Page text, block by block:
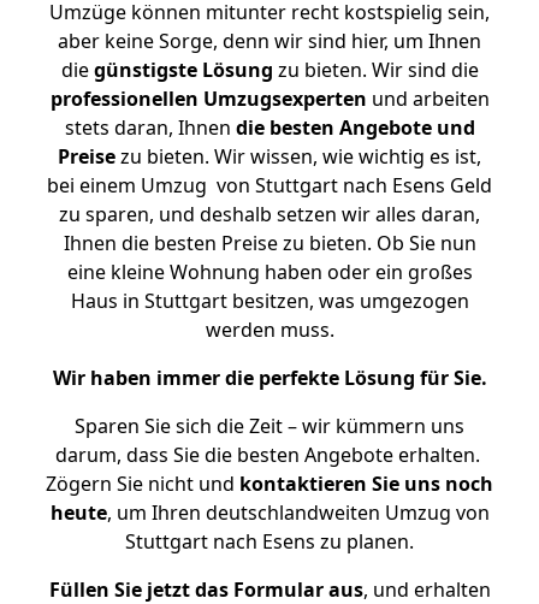
Umzüge können mitunter recht kostspielig sein,
aber keine Sorge, denn wir sind hier, um Ihnen
diegünstigste Lösung zu bieten. Wir sind die
professionellen Umzugsexperten und arbeiten
stets daran, Ihnen die besten Angebote und
Preisezu bieten. Wir wissen, wie wichtig es ist,
bei einem Umzug von Stuttgart nach Esens Geld
zu sparen, und deshalb setzen wir alles daran,
Ihnen die besten Preise zu bieten. Ob Sie nun
eine kleine Wohnung haben oder ein großes
Haus in Stuttgart besitzen, was umgezogen
werden muss.
Wir haben immer die perfekte Lösung für Sie.
Sparen Sie sich die Zeit – wir kümmern uns
darum, dass Sie die besten Angebote erhalten.
Zögern Sie nicht und kontaktieren Sie uns noch
heute, um Ihren deutschlandweiten Umzug von
Stuttgart nach Esens zu planen.
Füllen Sie jetzt das Formular aus, und erhalten